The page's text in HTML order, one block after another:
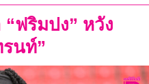
ฟริมปง” หวัง
นท์”